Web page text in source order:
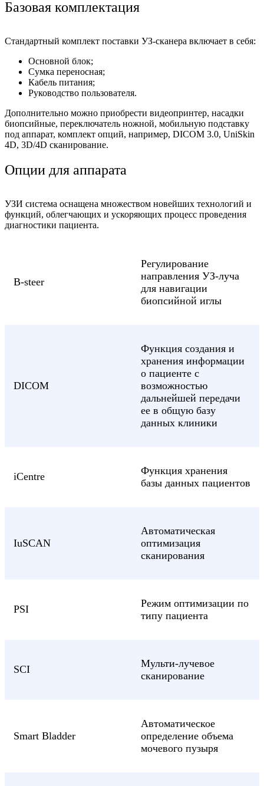
Базовая комплектация
Стандартный комплект поставки УЗ-сканера включает в себя:
Основной блок;
Сумка переносная;
Кабель питания;
Руководство пользователя.
Дополнительно можно приобрести видеопринтер, насадки
биопсийные, переключатель ножной, мобильную подставку
под аппарат, комплект опций, например, DICOM 3.0, UniSkin
4D, 3D/4D сканирование.
Опции для аппарата
УЗИ система оснащена множеством новейших технологий и
функций, облегчающих и ускоряющих процесс проведения
диагностики пациента.
B-steer
Регулирование
направления УЗ-луча
для навигации
биопсийной иглы
DICOM
Функция создания и
хранения информации
о пациенте с
возможностью
дальнейшей передачи
ее в общую базу
данных клиники
iCentre
Функция хранения
базы данных пациентов
IuSCAN
Автоматическая
оптимизация
сканирования
PSI
Режим оптимизации по
типу пациента
SCI
Мульти-лучевое
сканирование
Smart Bladder
Автоматическое
определение объема
мочевого пузыря